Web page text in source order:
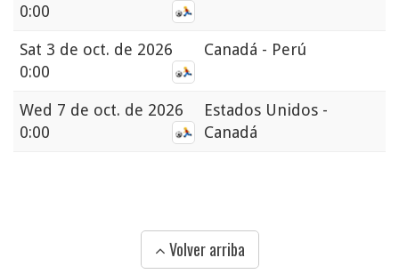
0:00
Sat 3 de oct. de 2026
0:00
Canadá - Perú
Wed 7 de oct. de 2026
0:00
Estados Unidos -
Canadá
Volver arriba